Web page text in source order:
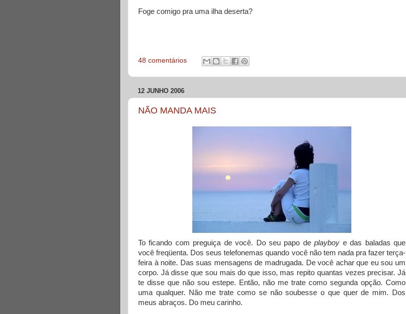
Foge comigo pra uma ilha deserta?
48 comentários
12 JUNHO 2006
NÃO MANDA MAIS
To ficando com preguiça de você. Do seu papo deplayboy e das baladas que
você freqüenta. Dos seus telefonemas quando você não tem nada pra fazer terça-
feira à noite. Das suas mensagens de madrugada. De você achar que eu sou um
corpo. Já disse que sou mais do que isso, mas repito quantas vezes precisar. Já
te disse que não sou estepe. Então, não me trate como segunda opção. Como
uma qualquer. Não me trate como se não soubesse o que quer de mim. Dos
meus abraços. Do meu carinho.